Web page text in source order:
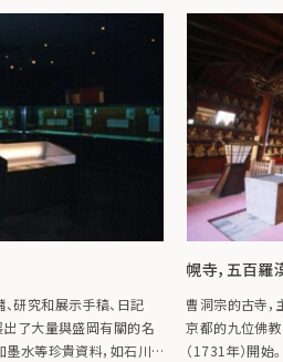
研究和展示手稿、日記
出了大量與盛岡有關的名
墨水等珍貴資料，如石川
幌寺，五百羅
曹洞宗的古寺
京都的九位佛
（1731年）開